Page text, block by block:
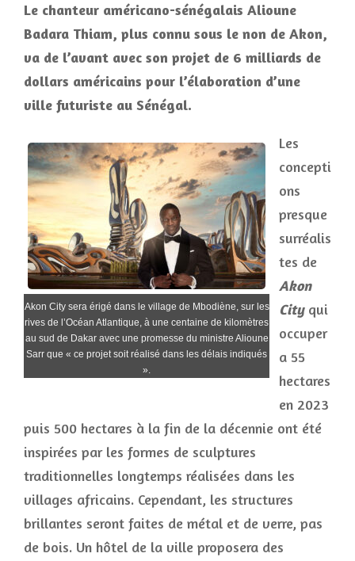
Le chanteur américano-sénégalais Alioune
Badara Thiam, plus connu sous le non de Akon,
va de l’avant avec son projet de 6 milliards de
dollars américains pour l’élaboration d’une
ville futuriste au Sénégal.
Akon City sera érigé dans le village de Mbodiène, sur les
rives de l’Océan Atlantique, à une centaine de kilomètres
au sud de Dakar avec une promesse du ministre Alioune
Sarr que « ce projet soit réalisé dans les délais indiqués
».
Les
concepti
ons
presque
surréalis
tes de
Akon
Cityqui
occuper
a 55
hectares
en 2023
puis 500 hectares à la fin de la décennie ont été
inspirées par les formes de sculptures
traditionnelles longtemps réalisées dans les
villages africains. Cependant, les structures
brillantes seront faites de métal et de verre, pas
de bois. Un hôtel de la ville proposera des